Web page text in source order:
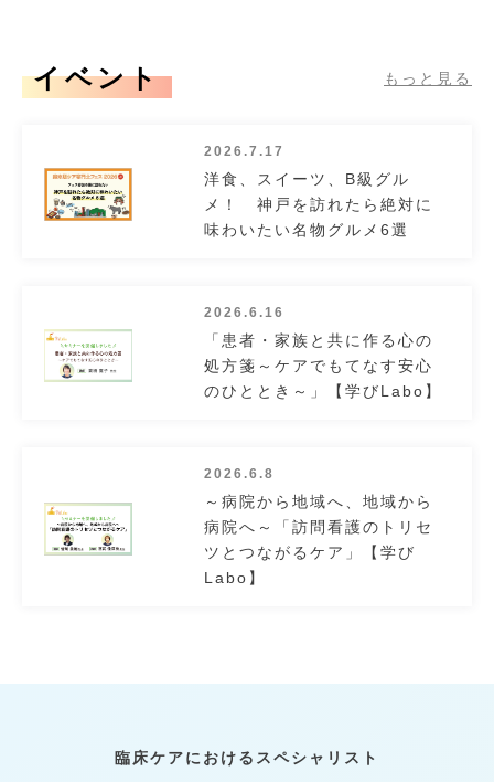
イベント もっと見る
2026.7.17
洋食、スイーツ、B級グル
メ！ 神戸を訪れたら絶対に
味わいたい名物グルメ6選
2026.6.16
「患者・家族と共に作る心の
処方箋～ケアでもてなす安心
のひととき～」【学びLabo】
2026.6.8
～病院から地域へ、地域から
病院へ～「訪問看護のトリセ
ツとつながるケア」【学び
Labo】
臨床ケアにおけるスペシャリスト